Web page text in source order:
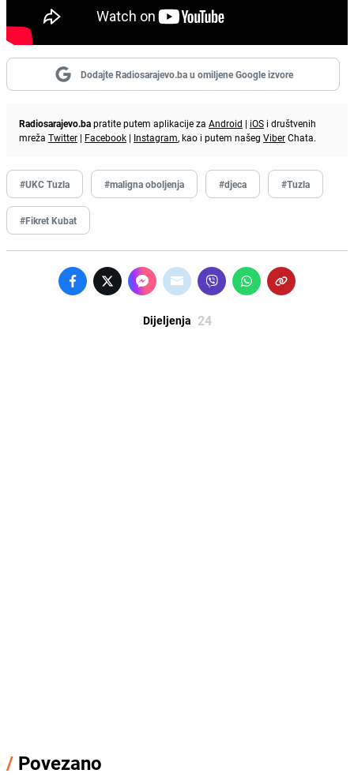
Dodajte Radiosarajevo.ba u omiljene Google izvore
Radiosarajevo.bapratite putem aplikacije za Android | iOS i društvenih
mreža Twitter | Facebook | Instagram, kao i putem našeg ViberChata.
#UKC Tuzla #maligna oboljenja #djeca #Tuzla
#Fikret Kubat
Dijeljenja 24
/ Povezano